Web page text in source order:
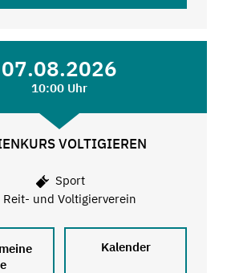
07.08.2026
10:00 Uhr
VOLTIGIEREN
Sport
Reit- und Voltigierverein
Kalender